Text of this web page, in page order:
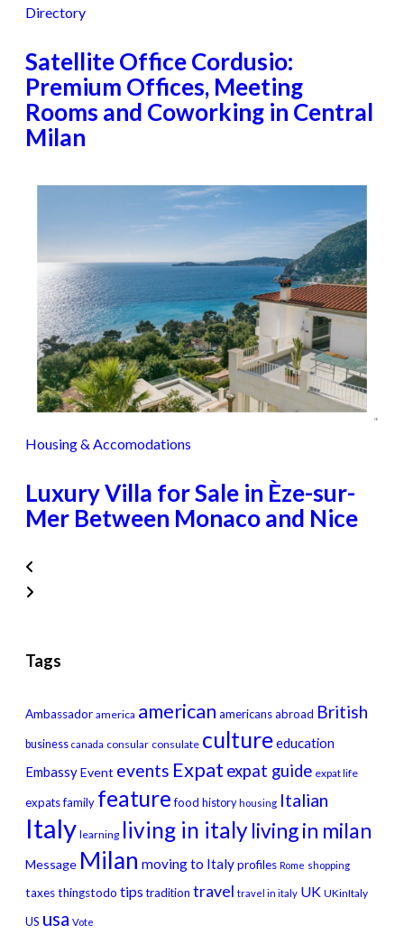
Directory
Satellite Office Cordusio:
Premium Offices, Meeting
Rooms and Coworking in Central
Milan
Housing & Accomodations
Luxury Villa for Sale in Èze-sur-
Mer Between Monaco and Nice
Tags
Ambassador america american americans abroad British
business canada consular consulate cultureeducation
EmbassyEvent events Expat expat guide expat life
expatsfamily feature food history housing Italian
Italy learning living in italyliving in milan
Message Milan moving to Italyprofiles Rome shopping
taxesthingstodo tips tradition travel travel in italy UK UKinItaly
US usa Vote